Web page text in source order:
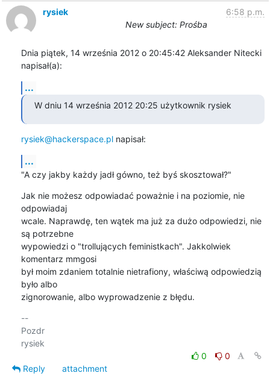
rysiek
6:58 p.m.
New subject: Prośba
Dnia piątek, 14 września 2012 o 20:45:42 Aleksander Nitecki
napisał(a):
...
W dniu 14 września 2012 20:25 użytkownik rysiek
rysiek@hackerspace.pl napisał:
...
"A czy jakby każdy jadł gówno, też byś skosztował?"
Jak nie możesz odpowiadać poważnie i na poziomie, nie
odpowiadaj
wcale. Naprawdę, ten wątek ma już za dużo odpowiedzi, nie
są potrzebne
wypowiedzi o "trollujących feministkach". Jakkolwiek
komentarz mmgosi
był moim zdaniem totalnie nietrafiony, właściwą odpowiedzią
było albo
zignorowanie, albo wyprowadzenie z błędu.
--
Pozdr
0
0
Reply
attachment